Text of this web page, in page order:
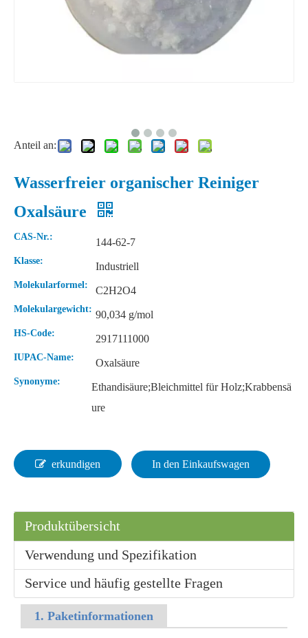
Flüssige 68% Rohstoffe Salpetersäure Wasserfreie 99 % Laborameisensäure
Flüssige 99 % Laborameisensäure Lösung 85 % Laborameisensäure
Flüssige 90%ige industrielle Ameisensäure
Anteil an:
Wasserfreier organischer Reiniger
Oxalsäure
CAS-Nr.: 144-62-7
Klasse: Industriell
Molekularformel: C2H2O4
Molekulargewicht: 90,034 g/mol
HS-Code: 2917111000
IUPAC-Name: Oxalsäure
Synonyme:
Ethandisäure;Bleichmittel für Holz;Krabbensä
ure
erkundigen In den Einkaufswagen
Produktübersicht
Verwendung und Spezifikation
Service und häufig gestellte Fragen
1. Paketinformationen